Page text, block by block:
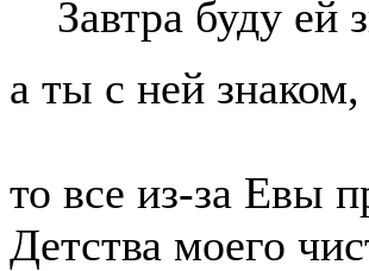
Завтра буду ей
а ты с ней знаком,
то все из-за Евы
Детства моего